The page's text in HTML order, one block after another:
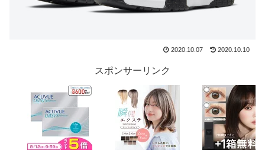
2020.10.07 2020.10.10
スポンサーリンク